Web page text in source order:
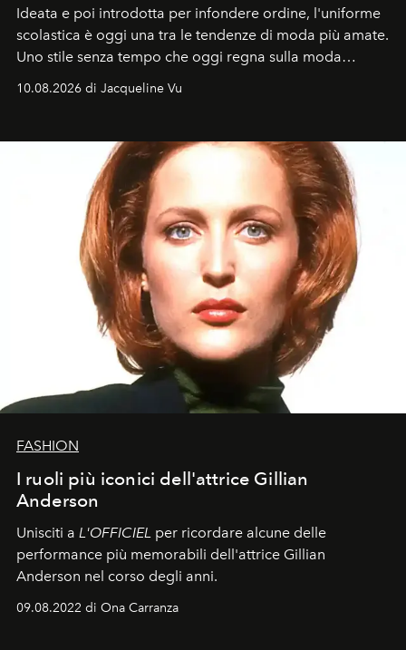
Ideata e poi introdotta per infondere ordine, l'uniforme
scolastica è oggi una tra le tendenze di moda più amate.
Uno stile senza tempo che oggi regna sulla moda
tradizionale e sulla cultura pop.
10.08.2026 di Jacqueline Vu
FASHION
I ruoli più iconici dell'attrice Gillian
Anderson
Unisciti a L'OFFICIEL per ricordare alcune delle
performance più memorabili dell'attrice Gillian
Anderson nel corso degli anni.
09.08.2022 di Ona Carranza